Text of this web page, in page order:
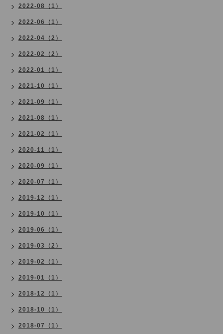
2022-08（1）
2022-06（1）
2022-04（2）
2022-02（2）
2022-01（1）
2021-10（1）
2021-09（1）
2021-08（1）
2021-02（1）
2020-11（1）
2020-09（1）
2020-07（1）
2019-12（1）
2019-10（1）
2019-06（1）
2019-03（2）
2019-02（1）
2019-01（1）
2018-12（1）
2018-10（1）
2018-07（1）